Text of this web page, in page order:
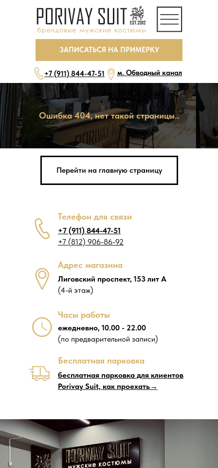
м. Обводный канал
+7 (911) 844-47-51
ЗАПИСАТЬСЯ НА ПРИМЕРКУ
бесплатная парковка
Ошибка 404, нет такой страницы..
Перейти на главную страницу
+7 (911) 844-47-51
Лиговский проспект, 153 лит А
(4-й этаж)
ежедневно, 10.00 - 22.00
(по предварительной записи)
Телефон для связи
Адрес магазина
Часы работы
+7 (812) 906-86-92
бесплатная парковка для клиентов
Porivay Suit, как проехать→
Бесплатная парковка